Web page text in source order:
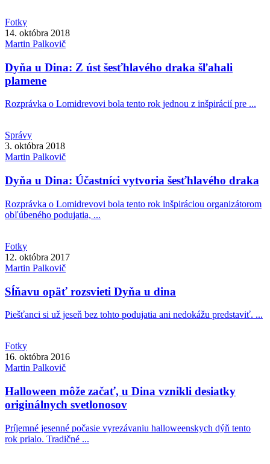
Fotky
14. októbra 2018
Martin Palkovič
Dyňa u Dina: Z úst šesťhlavého draka šľahali
plamene
Rozprávka o Lomidrevovi bola tento rok jednou z inšpirácií pre ...
Správy
3. októbra 2018
Martin Palkovič
Dyňa u Dina: Účastníci vytvoria šesťhlavého draka
Rozprávka o Lomidrevovi bola tento rok inšpiráciou organizátorom
obľúbeného podujatia, ...
Fotky
12. októbra 2017
Martin Palkovič
Sĺňavu opäť rozsvieti Dyňa u dina
Piešťanci si už jeseň bez tohto podujatia ani nedokážu predstaviť. ...
Fotky
16. októbra 2016
Martin Palkovič
Halloween môže začať, u Dina vznikli desiatky
originálnych svetlonosov
Príjemné jesenné počasie vyrezávaniu halloweenskych dýň tento
rok prialo. Tradičné ...